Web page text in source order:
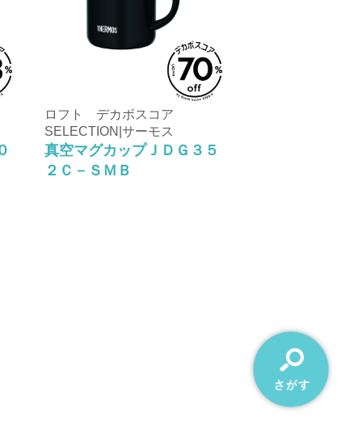
ロフト デカボスコア
SELECTION|サーモス
真空マグカップＪＤＧ３５
２Ｃ－ＳＭＢ